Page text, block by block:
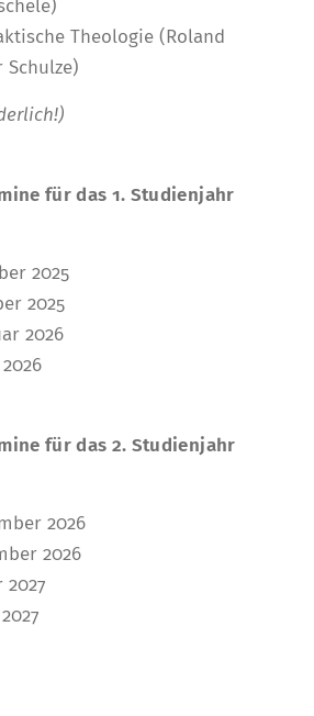
Theologie (Roland
Schulze)
für das 1. Studienjahr
2025
2025
2026
für das 2. Studienjahr
2026
2026
2027